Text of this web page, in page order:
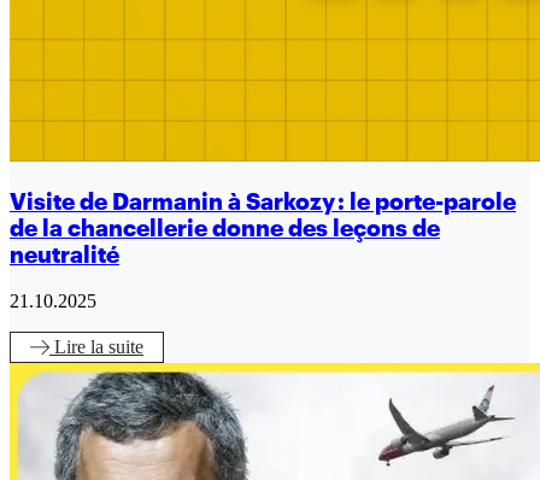
Visite de Darmanin à Sarkozy : le porte-parole
de la chancellerie donne des leçons de
neutralité
21.10.2025
Lire la suite